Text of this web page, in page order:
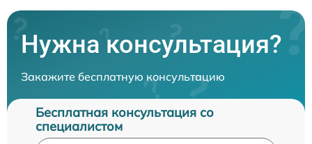
Нужна консультация?
Закажите бесплатную консультацию
Бесплатная консультация со
специалистом